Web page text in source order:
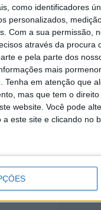
como identificadores
personalizados,
Com a sua permissão,
através da
e pela parte dos
mais
Tenha em atenção que
mas que tem o
website. Você pode
este site e clicando no